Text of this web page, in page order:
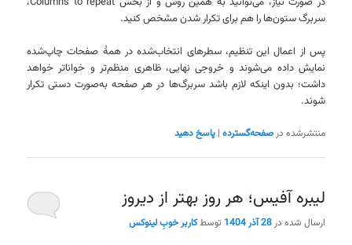
سربرگ ستون‌ها را هم برای تکرار شدن مشخص کنید.
پس از اعمال این تنظیم، سطرهای انتخاب‌شده در همهٔ صفحات چاپ‌شده
نمایش داده می‌شوند و خروجی نهایی، ظاهری منظم‌تر و خواناتر خواهد
داشت؛ بدون اینکه لازم باشد سربرگ‌ها در هر صفحه به‌صورت دستی تکرار
شوند.
منتشرشده در صفحه‌گسترده |پاسخ دهید
لیبره آفیس؛ هر روز بهتر از دیروز
ارسال شده در28 آذر 1404 توسطکاربر خوبِ لینوکس